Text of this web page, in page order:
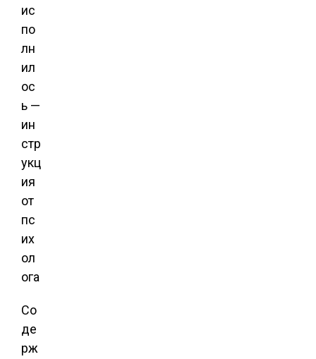
Со
де
рж